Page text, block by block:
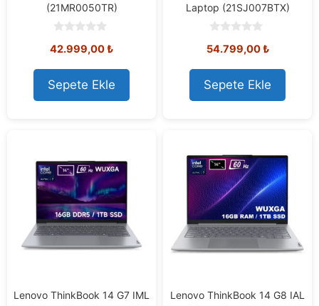
(21MR0050TR)
o
t
o
f
5
42.999,00₺
Sepete Ekle
Laptop (21SJ007BTX)
o
t
o
f
5
54.799,00₺
Sepete Ekle
Lenovo ThinkBook 14 G7 IML
Lenovo ThinkBook 14 G8 IAL